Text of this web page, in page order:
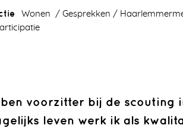
Wonen Gesprekken
voorzitter bij de scouting
leven werk ik als